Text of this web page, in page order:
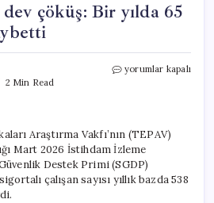
çöküş: Bir yılda 65
2 Min Read
Konfeksiyonda
65
bin
kişi
işini
yorumlar kapalı
Araştırma Vakfı’nın (TEPAV)
Mart 2026 İstihdam İzleme
Destek Primi (SGDP)
çalışan sayısı yıllık bazda 538